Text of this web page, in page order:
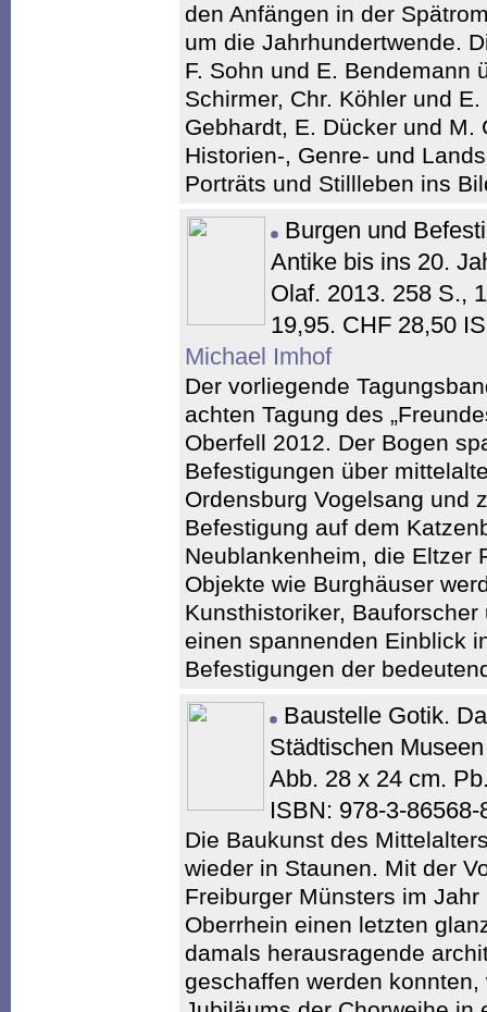
den Anfängen in der
um die Jahrhundertwende.
F. Sohn und E. Bendemann
Schirmer, Chr. Köhler und
Gebhardt, E. Dücker und M.
Historien-, Genre- und
Porträts und Stillleben ins
Burgen und
Antike bis ins 20.
Olaf. 2013. 258 S.,
19,95. CHF 28,50
Michael Imhof
Der vorliegende
achten Tagung des
Oberfell 2012. Der Bogen
Befestigungen über
Ordensburg Vogelsang und
Befestigung auf dem
Neublankenheim, die Eltzer
Objekte wie Burghäuser
Kunsthistoriker,
einen spannenden Einblick
Befestigungen der
Baustelle Gotik.
Städtischen
Abb. 28 x 24 cm.
ISBN: 978-3-
Die Baukunst des
wieder in Staunen. Mit der
Freiburger Münsters im
Oberrhein einen letzten
damals herausragende
geschaffen werden